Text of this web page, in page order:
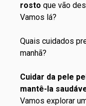
rosto que vão
Vamos lá?
Quais cuidados
manhã?
Cuidar da pele
mantê-la
Vamos explorar